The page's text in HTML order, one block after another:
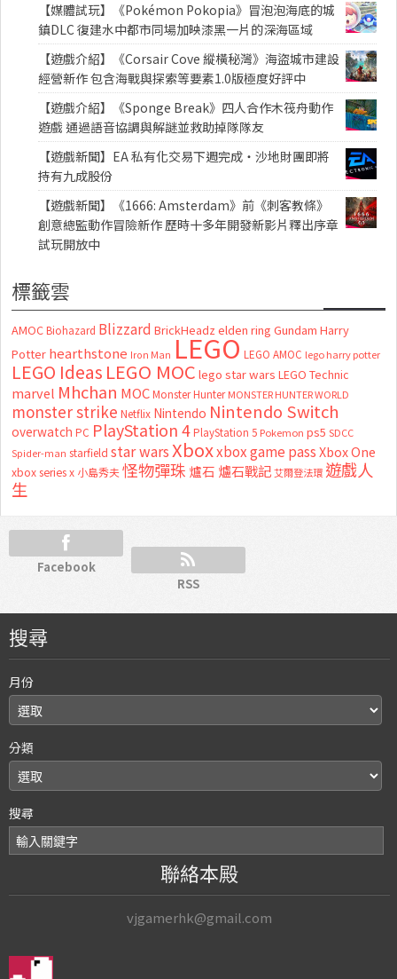
【媒體試玩】《Pokémon Pokopia》冒泡泡海底的城
鎮DLC 復建水中都市同場加映漆黑一片的深海區域
【遊戲介紹】《Corsair Cove 縱橫秘灣》海盜城市建設
經營新作 包含海戰與探索等要素1.0版極度好評中
【遊戲介紹】《Sponge Break》四人合作木筏舟動作
遊戲 通過語音協調與解謎並救助掉隊隊友
【遊戲新聞】EA 私有化交易下週完成・沙地財團即將
持有九成股份
【遊戲新聞】《1666: Amsterdam》前《刺客教條》
創意總監動作冒險新作 歷時十多年開發新影片釋出序章
試玩開放中
標籤雲
AMOC Biohazard Blizzard BrickHeadz elden ring Gundam Harry
Potter hearthstone Iron Man LEGO LEGO AMOC lego harry potter
LEGO Ideas LEGO MOC lego star wars LEGO Technic
marvel Mhchan MOC Monster Hunter MONSTER HUNTER WORLD
monster strike Netflix Nintendo Nintendo Switch
overwatch PC PlayStation 4 PlayStation 5 Pokemon ps5 SDCC
Spider-man starfield star warsXboxxbox game passXbox One
xbox series x 小島秀夫怪物彈珠 爐石 爐石戰記艾爾登法環 遊戲人
生
Facebook
RSS
搜尋
月份
分類
搜尋
聯絡本殿
vjgamerhk@gmail.com